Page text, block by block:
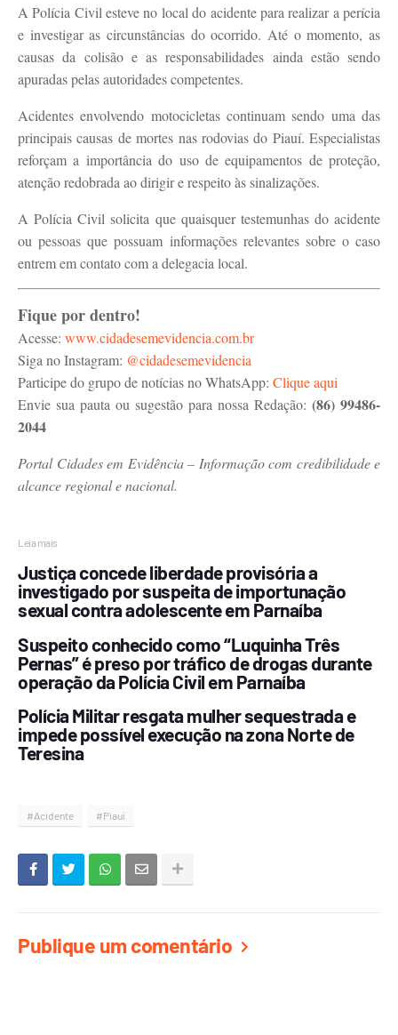
A Polícia Civil esteve no local do acidente para realizar a perícia
e investigar as circunstâncias do ocorrido. Até o momento, as
causas da colisão e as responsabilidades ainda estão sendo
apuradas pelas autoridades competentes.
Acidentes envolvendo motocicletas continuam sendo uma das
principais causas de mortes nas rodovias do Piauí. Especialistas
reforçam a importância do uso de equipamentos de proteção,
atenção redobrada ao dirigir e respeito às sinalizações.
A Polícia Civil solicita que quaisquer testemunhas do acidente
ou pessoas que possuam informações relevantes sobre o caso
entrem em contato com a delegacia local.
Fique por dentro!
Acesse: www.cidadesemevidencia.com.br
Siga no Instagram: @cidadesemevidencia
Participe do grupo de notícias no WhatsApp: Clique aqui
Envie sua pauta ou sugestão para nossa Redação: (86) 99486-
2044
Portal Cidades em Evidência – Informação com credibilidade e
alcance regional e nacional.
Leia mais
Justiça concede liberdade provisória a
investigado por suspeita de importunação
sexual contra adolescente em Parnaíba
Suspeito conhecido como “Luquinha Três
Pernas” é preso por tráfico de drogas durante
operação da Polícia Civil em Parnaíba
Polícia Militar resgata mulher sequestrada e
impede possível execução na zona Norte de
Teresina
#Acidente #Piauí
Publique um comentário